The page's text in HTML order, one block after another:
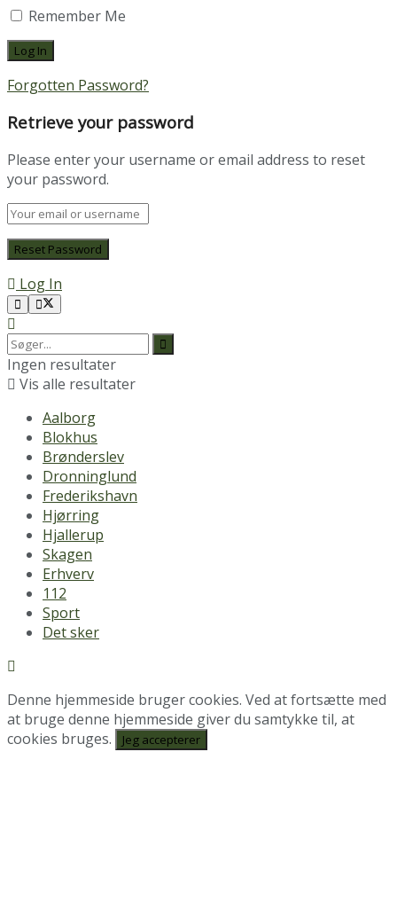
Remember Me
Forgotten Password?
Retrieve your password
Please enter your username or email address to reset
your password.
Log In
Ingen resultater
Vis alle resultater
Aalborg
Blokhus
Brønderslev
Dronninglund
Frederikshavn
Hjørring
Hjallerup
Skagen
Erhverv
112
Sport
Det sker
Denne hjemmeside bruger cookies. Ved at fortsætte med
at bruge denne hjemmeside giver du samtykke til, at
cookies bruges.
Jeg accepterer